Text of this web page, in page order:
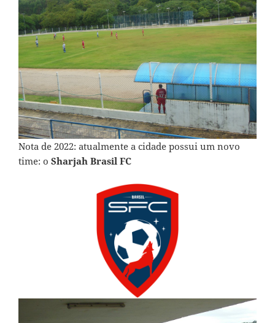
Nota de 2022: atualmente a cidade possui um novo
time: o Sharjah Brasil FC